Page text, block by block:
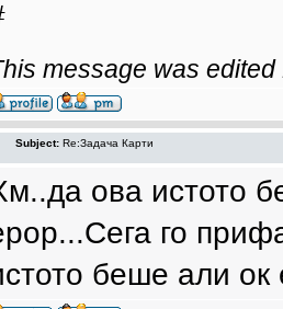
message was
Subject: Re:Задача Карти
ова истото
го
беше али